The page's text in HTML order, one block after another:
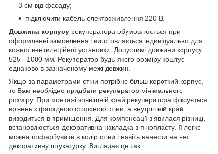
3 см від фасаду;
підключити кабель електроживлення 220 В.
Довжина корпусу рекуператора обумовлюється при
оформленні замовлення і виготовляється індивідуально для
кожної вентиляційної установки. Допустимі довжини корпусу:
525 - 1000 мм. Рекуператор будь-якого розміру коштує
однаково в зазначеному межі довжин.
Якщо за параметрами стіни потрібно більш короткий корпус,
то Вам необхідно придбати рекуператор мінімального
розміру. При монтажі зовнішній край рекуператора фіксується
врівень з фасадною стороною стіни, а внутрішній край
виводиться в приміщення. Для компенсації з'явилася різниці,
встановлюється декоративна накладка з пінопласту. Її легко
можна пофарбувати в колір стіни і навіть нанести на неї
декоративну штукатурку. Виглядає це так: